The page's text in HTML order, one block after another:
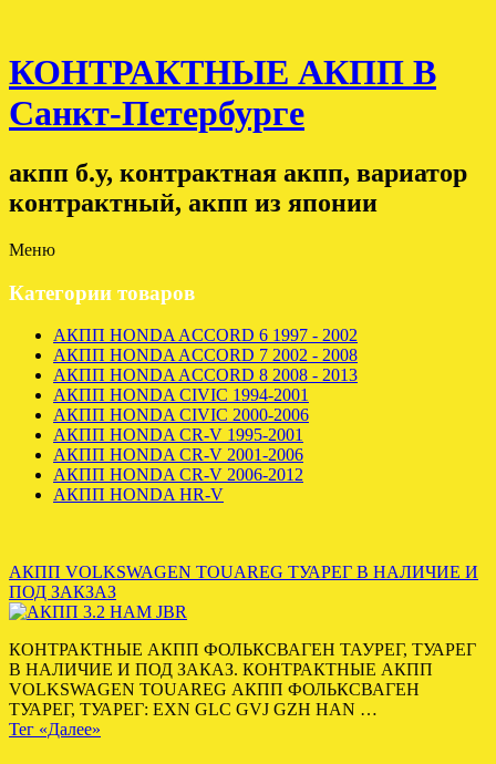
КОНТРАКТНЫЕ АКПП В
Санкт-Петербурге
акпп б.у, контрактная акпп, вариатор
контрактный, акпп из японии
Меню
Категории товаров
АКПП HONDA ACCORD 6 1997 - 2002
АКПП HONDA ACCORD 7 2002 - 2008
АКПП HONDA ACCORD 8 2008 - 2013
АКПП HONDA CIVIC 1994-2001
АКПП HONDA CIVIC 2000-2006
АКПП HONDA CR-V 1995-2001
АКПП HONDA CR-V 2001-2006
АКПП HONDA CR-V 2006-2012
АКПП HONDA HR-V
АКПП VOLKSWAGEN TOUAREG ТУАРЕГ В НАЛИЧИЕ И
ПОД ЗАКЗАЗ
КОНТРАКТНЫЕ АКПП ФОЛЬКСВАГЕН ТАУРЕГ, ТУАРЕГ
В НАЛИЧИЕ И ПОД ЗАКАЗ. КОНТРАКТНЫЕ АКПП
VOLKSWAGEN TOUAREG АКПП ФОЛЬКСВАГЕН
ТУАРЕГ, ТУАРЕГ: EXN GLC GVJ GZH HAN …
Тег «Далее»